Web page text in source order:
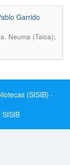
Garrido
. Neuma (Talca);
(SISIB) -